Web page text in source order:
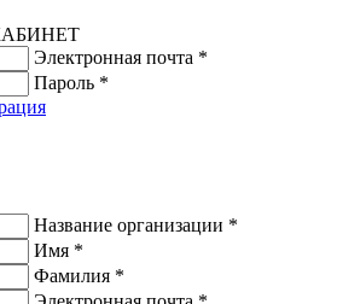
Электронная почта *
Пароль *
Название организации *
Имя *
Фамилия *